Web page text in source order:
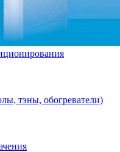
тэны, обогреватели)